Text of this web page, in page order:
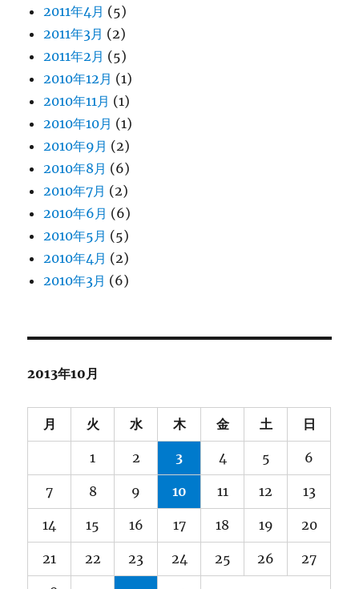
2011年4月 (5)
2011年3月 (2)
2011年2月 (5)
2010年12月 (1)
2010年11月 (1)
2010年10月 (1)
2010年9月 (2)
2010年8月 (6)
2010年7月 (2)
2010年6月 (6)
2010年5月 (5)
2010年4月 (2)
2010年3月 (6)
2013年10月
月 火 水 木 金 土 日
1 2 3 4 5 6
7 8 9 10 11 12 13
14 15 16 17 18 19 20
21 22 23 24 25 26 27